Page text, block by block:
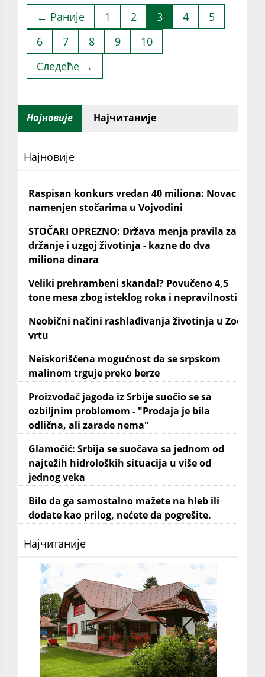
← Раније 1 2 3 4
5
6
7 8 9
10
Следеће →
Најновије Најчитаније
Најновије
Raspisan konkurs vredan 40 miliona: Novac
namenjen stočarima u Vojvodini
STOČARI OPREZNO: Država menja pravila za
držanje i uzgoj životinja - kazne do dva
miliona dinara
Veliki prehrambeni skandal? Povučeno 4,5
tone mesa zbog isteklog roka i nepravilnosti
Neobični načini rashlađivanja životinja u Zoo
vrtu
Neiskorišćena mogućnost da se srpskom
malinom trguje preko berze
Proizvođač jagoda iz Srbije suočio se sa
ozbiljnim problemom - "Prodaja je bila
odlična, ali zarade nema"
Glamočić: Srbija se suočava sa jednom od
najtežih hidroloških situacija u više od
jednog veka
Bilo da ga samostalno mažete na hleb ili
dodate kao prilog, nećete da pogrešite.
Најчитаније